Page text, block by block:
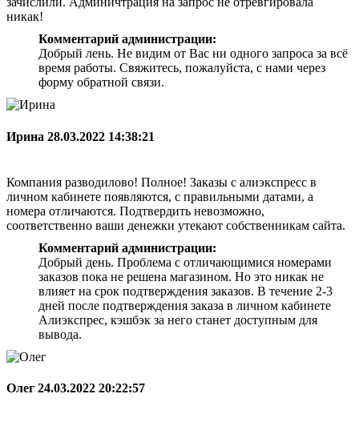
никак!
Комментарий администрации:
Добрый лень. Не видим от Вас ни одного запроса за всё
время работы. Свяжитесь, пожалуйста, с нами через
форму обратной связи.
Ирина 28.03.2022 14:38:21
Компания разводилово! Полное! Заказы с алиэкспресс в
личном кабинете появляются, с правильными датами, а
номера отличаются. Подтвердить невозможно,
соответственно ваши денежки утекают собственникам сайта.
Комментарий администрации:
Добрый день. Проблема с отличающимися номерами
заказов пока не решена магазином. Но это никак не
влияет на срок подтверждения заказов. В течение 2-3
дней после подтверждения заказа в личном кабинете
Алиэкспрес, кэшбэк за него станет доступным для
вывода.
Олег 24.03.2022 20:22:57